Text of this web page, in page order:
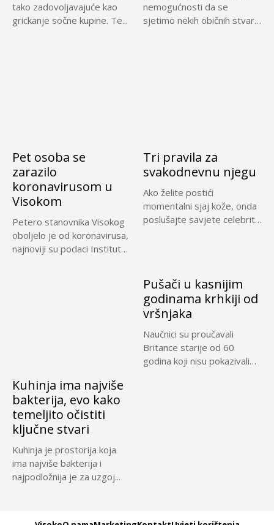
tako zadovoljavajuće kao
grickanje sočne kupine. Te...
nemogućnosti da se
sjetimo nekih običnih stvari
Pet osoba se
zarazilo
koronavirusom u
Visokom
Petero stanovnika Visokog
oboljelo je od koronavirusa,
najnoviji su podaci Instituta
Tri pravila za
svakodnevnu njegu
Ako želite postići
momentalni sjaj kože, onda
poslušajte savjete celebrity
Kuhinja ima najviše
bakterija, evo kako
temeljito očistiti
ključne stvari
Kuhinja je prostorija koja
ima najviše bakterija i
najpodložnija je za uzgoj...
Pušači u kasnijim
godinama krhkiji od
vršnjaka
Naučnici su proučavali
Britance starije od 60
godina koji nisu pokazivali